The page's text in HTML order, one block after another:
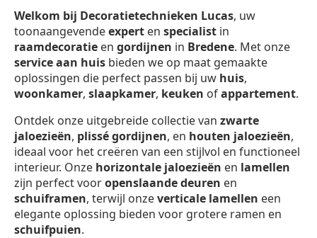
Welkom bij Decoratietechnieken Lucas, uw
toonaangevendeexpert en specialist in
raamdecoratie en gordijnen in Bredene. Met onze
service aan huis bieden we op maat gemaakte
oplossingen die perfect passen bij uw huis,
woonkamer, slaapkamer, keuken ofappartement.
Ontdek onze uitgebreide collectie van zwarte
jaloezieën, plissé gordijnen, en houten jaloezieën,
ideaal voor het creëren van een stijlvol en functioneel
interieur. Onze horizontale jaloezieën en lamellen
zijn perfect vooropenslaande deuren en
schuiframen, terwijl onzeverticale lamellen een
elegante oplossing bieden voor grotere ramen en
schuifpuien.